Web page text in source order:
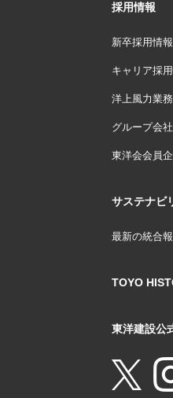
採用情報
新卒採用情報
キャリア採
洋上風力業
グループ会
東洋会会員
サステナビ
最新の統合
TOYO
東洋建設公